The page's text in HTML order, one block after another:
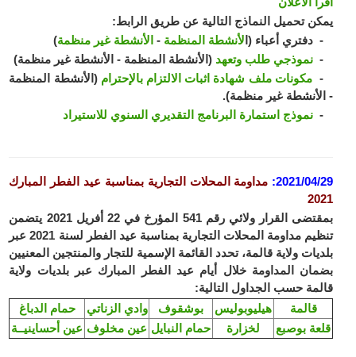
تحميل النماذج التالية عن طريق الرابط:
أعباء (ا لأنشطة المنظمة-الأنشطة غير منظمة )
نموذجي طلب وتعهد(الأنشطة المنظمة - الأنشطة غير منظمة)
مكونات ملف شهادة اثبات الالتزام بالإحترام(الأنشطة المنظمة
غير منظمة).
نموذج استمارة البرنامج التقديري السنوي للاستيراد
2021/
: مداومة المحلات التجارية بمناسبة عيد الفطر المبارك
ال
قرار ولائي رقم 541 المؤرخ في 22 أفريل 2021 يتضمن
تنظيم مداومة المحلات التجارية بمناسبة عيد الفطر لسنة 2021 عبر
ولاية قالمة، تحدد القائمة الإسمية للتجار والمنتجين المعنيين
المداومة خلال أيام عيد الفطر المبارك عبر بلديات ولاية
حسب الجداول التالية:
حمام الدباغ
وادي الزناتي بوشقوف هيليوبوليس
عين أحساينيــة عين مخلوف حمام النبايل لخزارة بوصبع